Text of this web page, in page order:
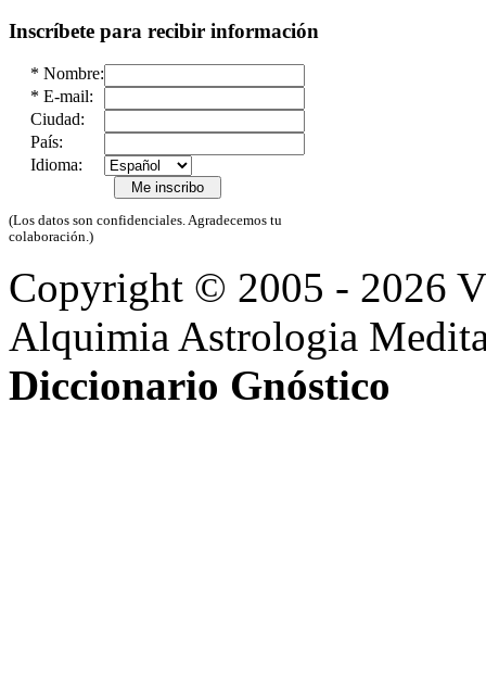
Inscríbete para recibir información
* Nombre:
* E-mail:
Ciudad:
País:
Idioma:
(Los datos son confidenciales. Agradecemos tu
colaboración.)
Copyright © 2005 - 2026
Alquimia Astrologia
Diccionario Gnóstico